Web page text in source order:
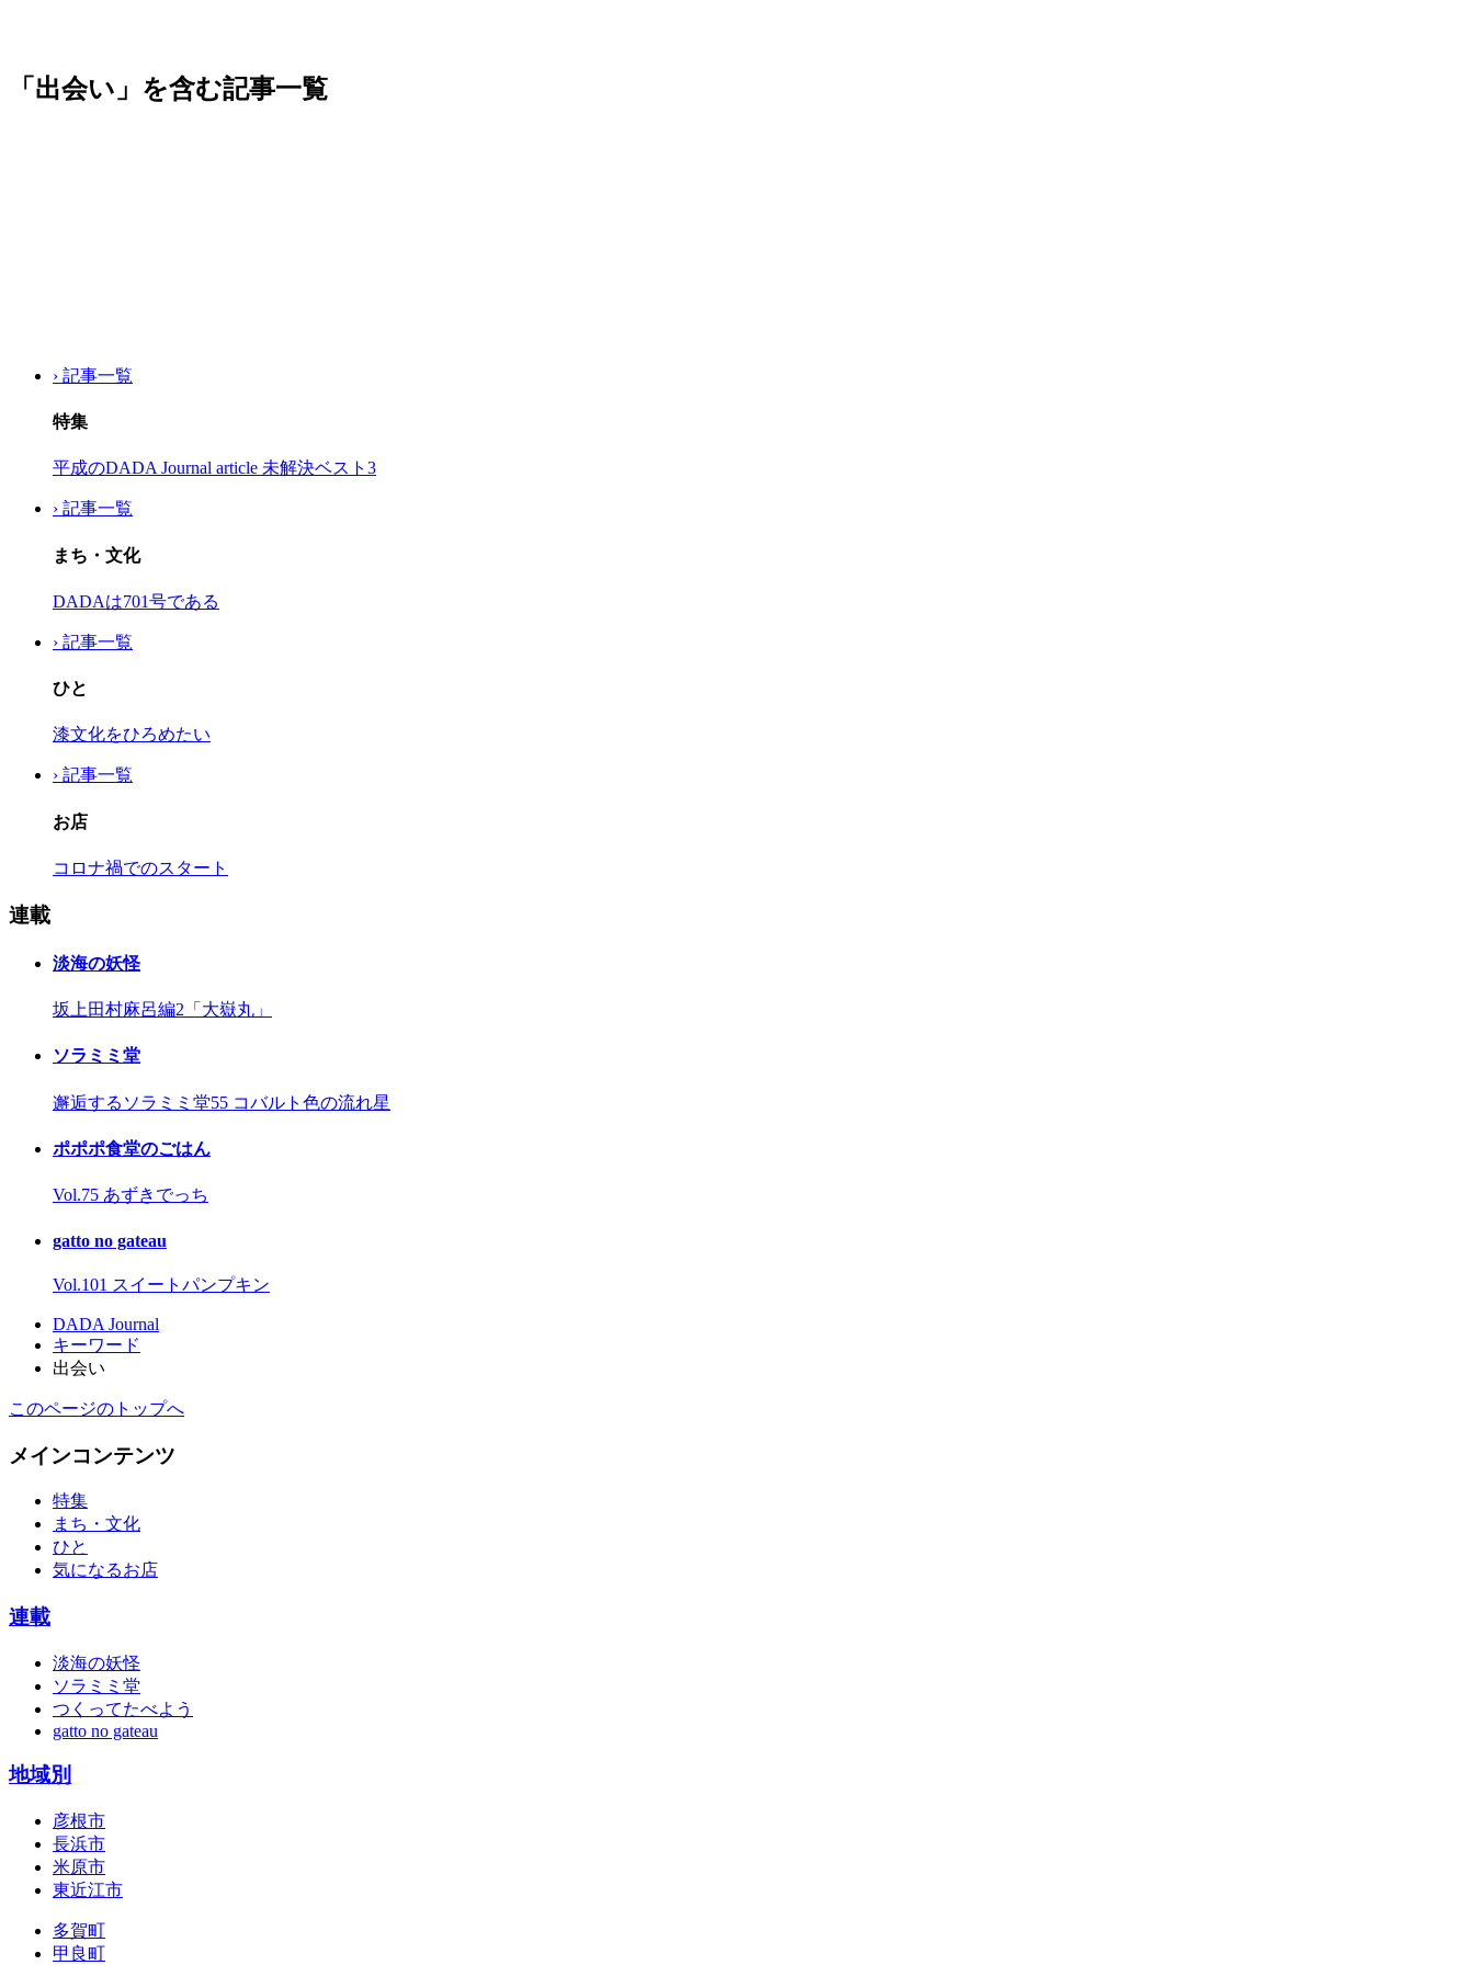
「出会い」を含む記事一覧
› 記事一覧
特集
平成のDADA Journal article 未解決ベスト3
› 記事一覧
まち・文化
DADAは701号である
› 記事一覧
ひと
漆文化をひろめたい
› 記事一覧
お店
コロナ禍でのスタート
連載
淡海の妖怪
坂上田村麻呂編2「大嶽丸」
ソラミミ堂
邂逅するソラミミ堂55 コバルト色の流れ星
ポポポ食堂のごはん
Vol.75 あずきでっち
gatto no gateau
Vol.101 スイートパンプキン
DADA Journal
キーワード
出会い
このページのトップへ
メインコンテンツ
特集
まち・文化
ひと
気になるお店
連載
淡海の妖怪
ソラミミ堂
つくってたべよう
gatto no gateau
地域別
彦根市
長浜市
米原市
東近江市
多賀町
甲良町